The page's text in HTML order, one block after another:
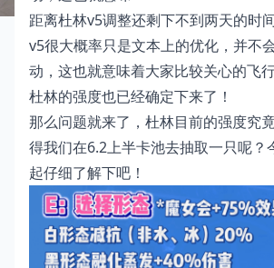
距离杜林v5调整还剩下不到两天的时
v5很大概率只是文本上的优化，并不
动，这也就意味着大家比较关心的飞
杜林的强度也已经确定下来了！
那么问题就来了，杜林目前的强度究
得我们在6.2上半卡池去抽取一只呢？
起仔细了解下吧！